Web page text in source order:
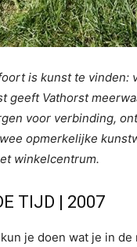
is kunst te
geeft Vathorst
voor verbinding,
opmerkelijke
winkelcentrum.
TIJD | 2007
je doen wat je in